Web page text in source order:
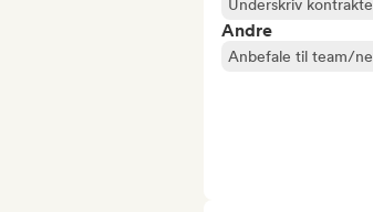
Underskriv
Andre
Anbefale til team/